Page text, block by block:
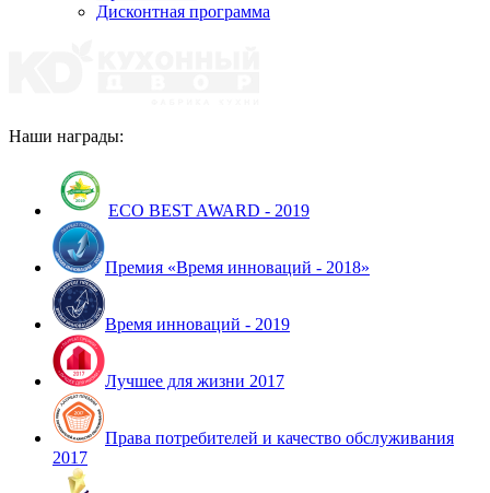
Дисконтная программа
Наши награды:
ECO BEST AWARD - 2019
Премия «Время инноваций - 2018»
Время инноваций - 2019
Лучшее для жизни 2017
Права потребителей и качество обслуживания
2017